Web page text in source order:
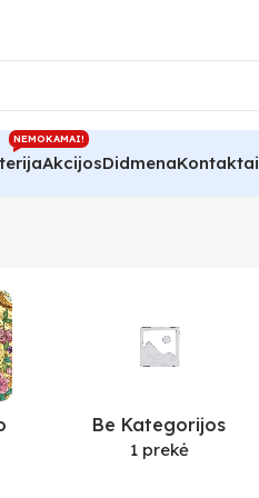
NEMOKAMAI!
AkcijosDidmenaKontaktai
Be Kategorijos
1 prekė